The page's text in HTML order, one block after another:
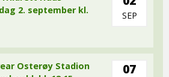
2. september kl.
SEP
Osterøy Stadion
07